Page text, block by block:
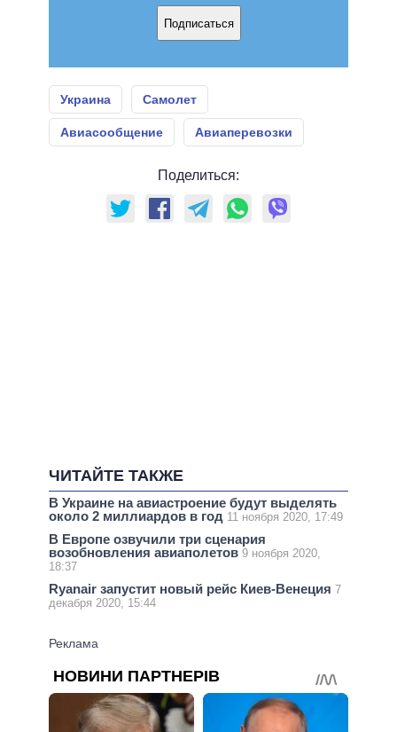
Подписаться
Украина Самолет
Авиасообщение Авиаперевозки
Поделиться:
ЧИТАЙТЕ ТАКЖЕ
В Украине на авиастроение будут выделять
около 2 миллиардов в год 11 ноября 2020, 17:49
В Европе озвучили три сценария
возобновления авиаполетов 9 ноября 2020,
18:37
Ryanair запустит новый рейс Киев-Венеция 7
декабря 2020, 15:44